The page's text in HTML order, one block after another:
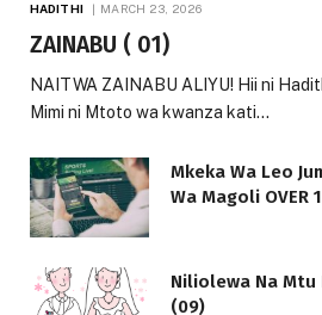
HADITHI MARCH 23, 2026
ZAINABU ( 01)
NAITWA ZAINABU ALIYU! Hii ni
Mimi ni Mtoto wa kwanza kati…
Mkeka Wa Leo
Wa Magoli OVER
Niliolewa Na Mtu
(09)